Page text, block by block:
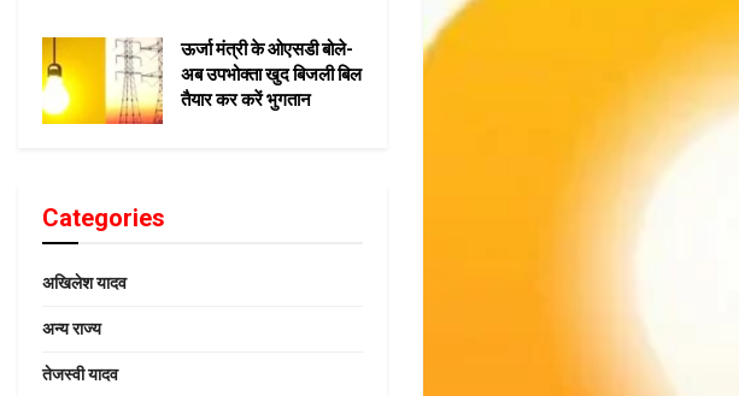
ऊर्जा मंत्री के ओएसडी बोले-
अब उपभोक्ता खुद बिजली बिल
तैयार कर करें भुगतान
Categories
अखिलेश यादव
अन्य राज्य
तेजस्वी यादव